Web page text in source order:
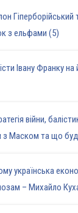
Гіперборійський
з ельфами (5)
Івану Франку на
війни,
з Маском та що
українська
– Михайло